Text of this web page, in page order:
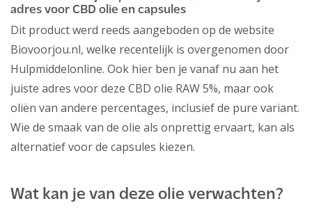
adres voor CBD olie en capsules
Dit product werd reeds aangeboden op de website
Biovoorjou.nl, welke recentelijk is overgenomen door
Hulpmiddelonline. Ook hier ben je vanaf nu aan het
juiste adres voor deze CBD olie RAW 5%, maar ook
oliën van andere percentages, inclusief de pure variant.
Wie de smaak van de olie als onprettig ervaart, kan als
alternatief voor de capsules kiezen.
Wat kan je van deze olie verwachten?